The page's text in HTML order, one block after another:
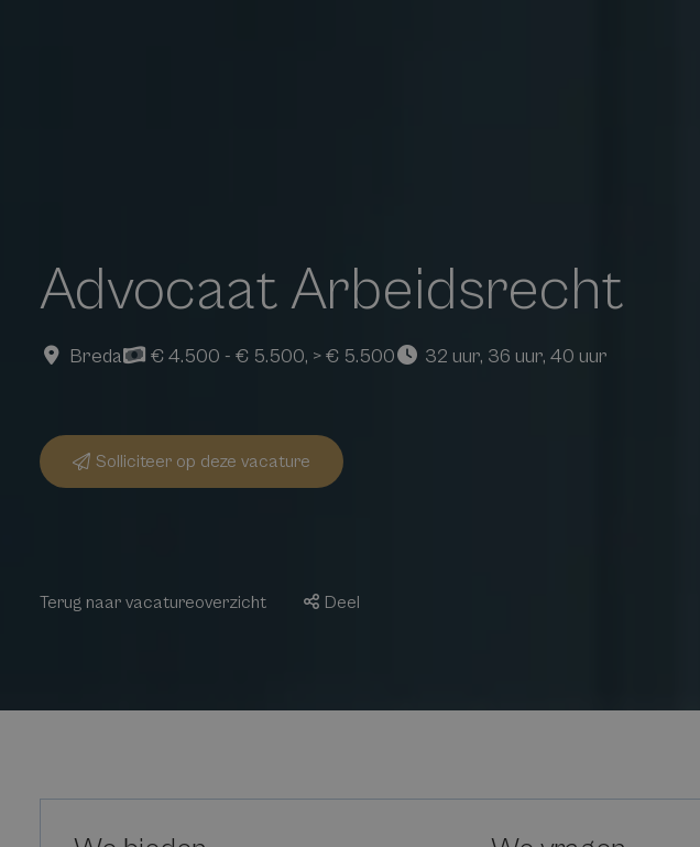
Advocaat Arbeidsrecht
Breda € 4.500 - € 5.500, > € 5.500 32 uur, 36 uur, 40 uur
Solliciteer op deze vacature
Terug naar vacatureoverzicht Deel